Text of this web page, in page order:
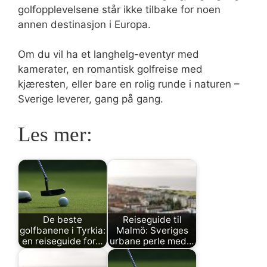
golfopplevelsene står ikke tilbake for noen
annen destinasjon i Europa.
Om du vil ha et langhelg-eventyr med
kamerater, en romantisk golfreise med
kjæresten, eller bare en rolig runde i naturen –
Sverige leverer, gang på gang.
Les mer:
De beste
golfbanene i Tyrkia:
en reiseguide for…
Reiseguide til
Malmö: Sveriges
urbane perle med…